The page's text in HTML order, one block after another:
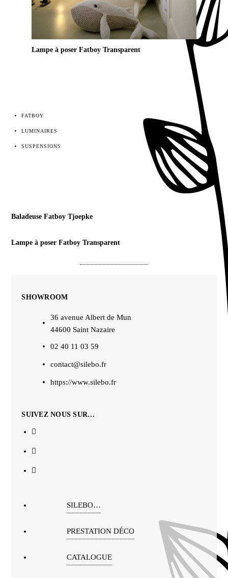
Lampe à poser Fatboy Transparent
FATBOY
LUMINAIRES
SUSPENSIONS
Baladeuse Fatboy Tjoepke
Lampe à poser Fatboy Transparent
SHOWROOM
36 avenue Albert de Mun
44600 Saint Nazaire
02 40 11 03 59
contact@silebo.fr
https://www.silebo.fr
SUIVEZ NOUS SUR…
SILEBO…
PRESTATION DÉCO
CATALOGUE